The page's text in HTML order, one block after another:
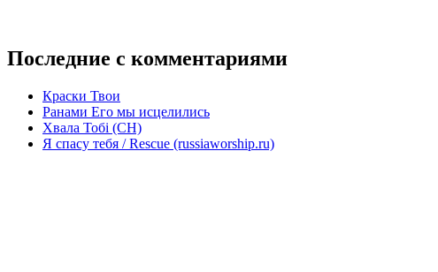
Последние с комментариями
Краски Твои
Ранами Его мы исцелились
Хвала Тобі (СН)
Я спасу тебя / Rescue (russiaworship.ru)